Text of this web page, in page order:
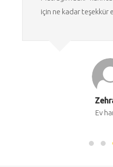
için ne kadar teşekkür
Ev